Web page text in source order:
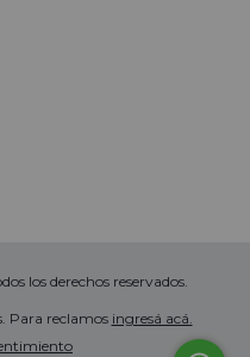
los derechos reservados.
Para reclamos ingresá acá.